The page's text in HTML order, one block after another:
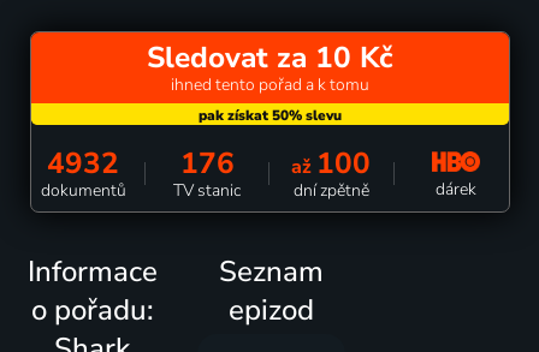
Sledovat za 10 Kč
ihned tento pořad a k tomu
4932
dokumentů
176
TV stanic
až 100
dní zpětně dárek
Informace
o pořadu:
Seznam
epizod